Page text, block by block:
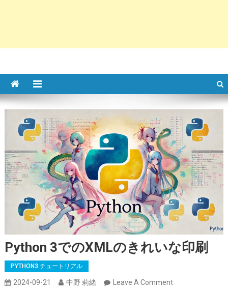
Python 3でのXMLのきれいな印刷
PYTHON3 チュートリアル
2024-09-21 中野 莉緒 Leave A CommentOn